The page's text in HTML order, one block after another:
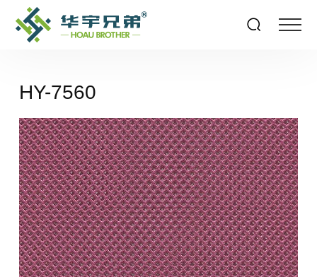
HY-7560